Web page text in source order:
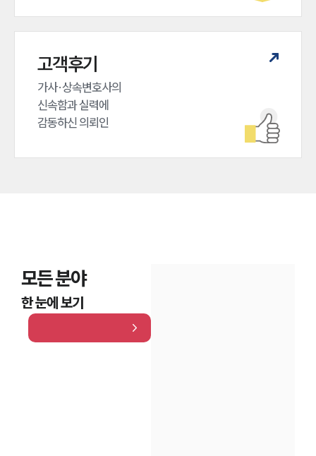
고객후기
가사·상속변호사의
신속함과 실력에
감동하신 의뢰인
모든 분야
한 눈에 보기